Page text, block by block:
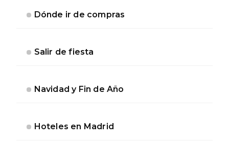
Dónde ir de compras
Salir de fiesta
Navidad y Fin de Año
Hoteles en Madrid